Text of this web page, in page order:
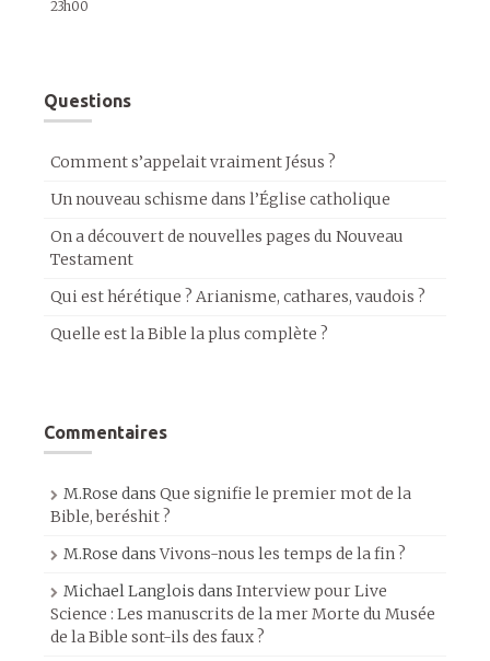
23h00
Questions
Comment s’appelait vraiment Jésus ?
Un nouveau schisme dans l’Église catholique
On a découvert de nouvelles pages du Nouveau
Testament
Qui est hérétique ? Arianisme, cathares, vaudois ?
Quelle est la Bible la plus complète ?
Commentaires
M.Rose dans Que signifie le premier mot de la
Bible, beréshit ?
M.Rose dansVivons-nous les temps de la fin ?
Michael Langlois dans Interview pour Live
Science : Les manuscrits de la mer Morte du Musée
de la Bible sont-ils des faux ?